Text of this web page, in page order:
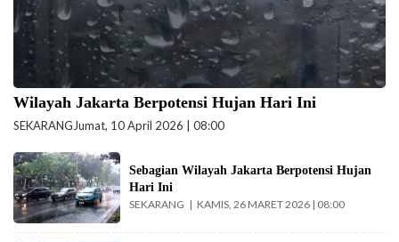
Wilayah Jakarta Berpotensi Hujan Hari Ini
SEKARANGJumat, 10 April 2026 | 08:00
Hujan berpotensi
basahi sebagian
Jakarta hari ini.
(Foto: doc-
beritajakarta.id)
Sebagian Wilayah Jakarta Berpotensi Hujan
Hari Ini
SEKARANG
KAMIS, 26 MARET 2026 | 08:00